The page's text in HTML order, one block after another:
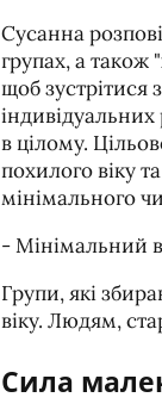
Сусанна
групах, а також
щоб
в цілому.
похилого віку
мінімального
- Мінімальний
Групи, які
віку. Людям,
Сила